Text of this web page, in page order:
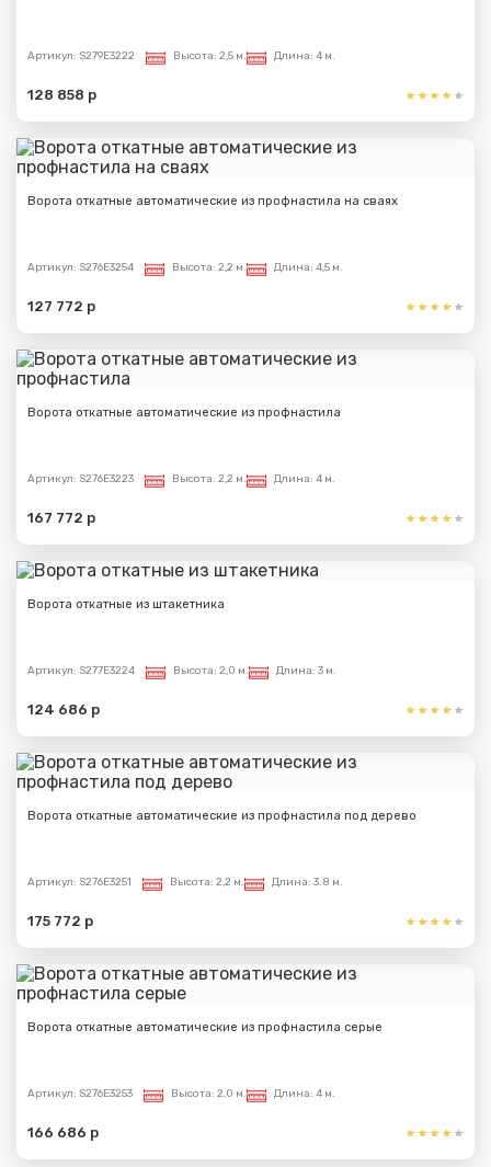
Артикул: S279E3222 Высота: 2,5 м. Длина: 4 м.
128 858 р
Ворота откатные автоматические из профнастила на сваях
Артикул: S276E3254 Высота: 2,2 м. Длина: 4,5 м.
127 772 р
Ворота откатные автоматические из профнастила
Артикул: S276E3223 Высота: 2,2 м. Длина: 4 м.
167 772 р
Ворота откатные из штакетника
Артикул: S277E3224 Высота: 2,0 м. Длина: 3 м.
124 686 р
Ворота откатные автоматические из профнастила под дерево
Артикул: S276E3251 Высота: 2,2 м. Длина: 3.8 м.
175 772 р
Ворота откатные автоматические из профнастила серые
Артикул: S276E3253 Высота: 2,0 м. Длина: 4 м.
166 686 р